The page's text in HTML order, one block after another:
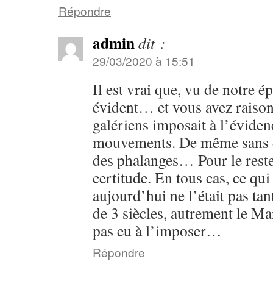
Répondre
admindit :
29/03/2020 à 15:51
Il est vrai que, vu de notre
évident… et vous avez
galériens imposait à
mouvements. De même
des phalanges… Pour le
certitude. En tous cas, ce
aujourd’hui ne l’était pas
de 3 siècles, autrement le
pas eu à l’imposer…
Répondre